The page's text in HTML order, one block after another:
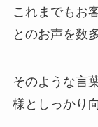
これまでもお
とのお声を数
そのような言
様としっかり